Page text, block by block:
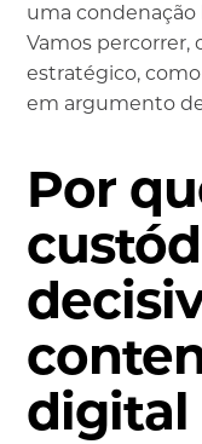
uma condenação
Vamos percorrer,
estratégico,
em argumento
Por
digital